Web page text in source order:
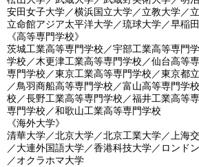
安田女子大学／横浜国立大学／立教大学／
立命館アジア太平洋大学／琉球大学／早稲
《高等専門学校》
茨城工業高等専門学校／宇部工業高等専門
学校／木更津工業高等専門学校／仙台高等
専門学校／東京工業高等専門学校／東京都
／鳥羽商船高等専門学校／富山高等専門学
校／長野工業高等専門学校／福井工業高等
専門学校／和歌山工業高等専門学校
《海外大学》
清華大学／北京大学／北京工業大学／上海
／大連外国語大学／香港科技大学／ロンド
／オクラホマ大学